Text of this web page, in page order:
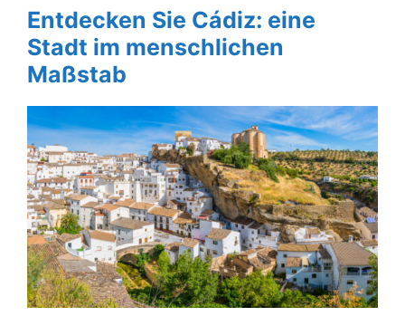
Entdecken Sie Cádiz: eine
Stadt im menschlichen
Maßstab